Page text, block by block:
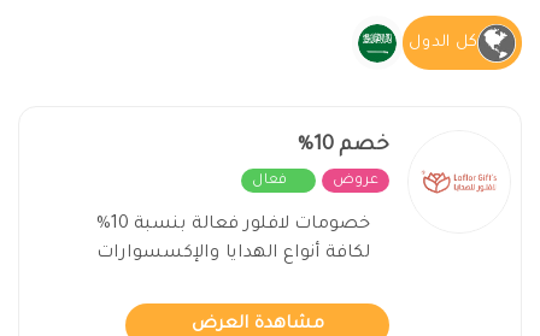
كل الدول
خصم 10%
عروض فعال
خصومات لافلور فعالة بنسبة 10%
لكافة أنواع الهدايا والإكسسوارات
مشاهدة العرض